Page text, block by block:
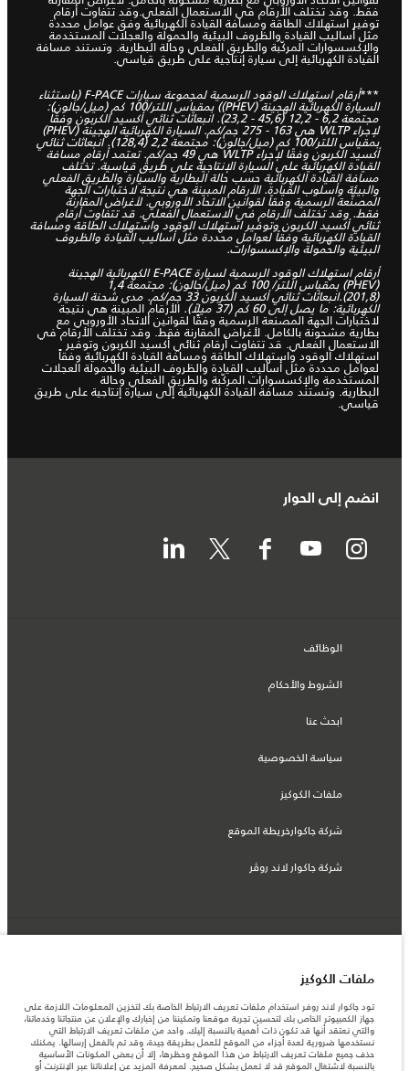
فقط. وقد تختلف الأرقام في الاستعمال الفعلي.وقد تتفاوت أرقام
توفير استهلاك الطاقة ومسافة القيادة الكهربائية وفق عوامل محددة
مثل أساليب القيادة والظروف البيئية والحمولة والعجلات المستخدمة
والإكسسوارات المركّبة والطريق الفعلي وحالة البطارية. وتستند مسافة
القيادة الكهربائية إلى سيارة إنتاجية على طريق قياسي.
***
أرقام استهلاك الوقود الرسمية لمجموعة سيارات F-PACE (باستثناء
السيارة الكهربائية الهجينة (PHEV)) بمقياس اللتر/100 كم (ميل/جالون):
مجتمعة 6,2 - 12,2 (45,6 - 23,2). انبعاثات ثنائي أكسيد الكربون وفقًا
لإجراء WLTP هي 163 - 275 جم/كم. السيارة الكهربائية الهجينة (PHEV)
بمقياس اللتر/100 كم (ميل/جالون): مجتمعة 2,2 (128,4). انبعاثات ثنائي
أكسيد الكربون وفقًا لإجراء WLTP هي 49 جم/كم. تعتمد أرقام مسافة
القيادة الكهربائية على السيارة الإنتاجية على طريق قياسية. تختلف
مسافة القيادة الكهربائية حسب حالة البطارية والسيارة والطريق الفعلي
والبيئة وأسلوب القيادة. الأرقام المبينة هي نتيجة لاختبارات الجهة
المصنِّعة الرسمية وفقاً لقوانين الاتحاد الأوروبي. لأغراض المقارنة
فقط. وقد تختلف الأرقام في الاستعمال الفعلي. قد تتفاوت أرقام
ثنائي أكسيد الكربون وتوفير استهلاك الوقود واستهلاك الطاقة ومسافة
القيادة الكهربائية وفقاً لعوامل محددة مثل أساليب القيادة والظروف
البيئية والحمولة والإكسسوارات.
أرقام استهلاك الوقود الرسمية لسيارة E-PACE الكهربائية الهجينة
(PHEV) بمقياس اللتر/ 100 كم (ميل/جالون): مجتمعة 1,4
(201,8).انبعاثات ثنائي أكسيد الكربون 33 جم/كم. مدى شحنة السيارة
الكهربائية: ما يصل إلى 60 كم (37 ميلاً). الأرقام المبينة هي نتيجة
لاختبارات الجهة المصنعة الرسمية وفقًا لقوانين الاتحاد الأوروبي مع
بطارية مشحونة بالكامل. لأغراض المقارنة فقط. وقد تختلف الأرقام في
الاستعمال الفعلي. قد تتفاوت أرقام ثنائي أكسيد الكربون وتوفير
استهلاك الوقود واستهلاك الطاقة ومسافة القيادة الكهربائية وفقاً
لعوامل محددة مثل أساليب القيادة والظروف البيئية والحمولة العجلات
المستخدمة والإكسسوارات المركّبة والطريق الفعلي وحالة
البطارية. وتستند مسافة القيادة الكهربائية إلى سيارة إنتاجية على طريق
قياسي.
انضم إلى الحوار
الوظائف
الشروط والأحكام
ابحث عنا
سياسة الخصوصية
ملفات الكوكيز
شركة جاكوارخريطة الموقع
شركة جاكوار لاند روڤر
قطر, الفردان بريميير موتورز (ذ.م.م.)
المعلومات والمواصفات والأسعار والألوان المذكورة على هذا الموقع قد تختلف من بلد إلى
آخر، كما أنّها قد تتغير بدون إشعار مسبق. الرجاء التواصل مع وكيلنا المحلي للتأكد من توفّرها
والتحقق من الأسعار.
الأرقام المقدمة هي نتيجة لاختبارات المصنع الرسمية وفقاً لتشريعات الاتحاد الأوروبي. قد
يتباين استهلك الوقود الفعلي للمركبة عن ذلك المتحقق في تلك الاختبارات كما أن هذه
ملفات الكوكيز
تود جاكوار لاند روفر استخدام ملفات تعريف الارتباط الخاصة بك لتخزين المعلومات اللازمة على
جهاز الكمبيوتر الخاص بك لتحسين تجربة موقعنا وتمكيننا من إخبارك والإعلان عن منتجاتنا وخدماتنا،
والتي نعتقد أنها قد تكون ذات أهمية بالنسبة إليك. واحد من ملفات تعريف الارتباط التي
نستخدمها ضرورية لعدة أجزاء من الموقع للعمل بطريقة جيدة، وقد تم بالفعل إرسالها. يمكنك
حذف جميع ملفات تعريف الارتباط من هذا الموقع وحظرها، إلا أن بعض المكونات الأساسية
بالنسبة لاشتغال الموقع قد لا تعمل بشكل صحيح. لمعرفة المزيد عن إعلاناتنا عبر الإنترنت أو